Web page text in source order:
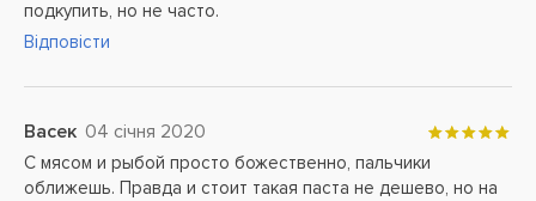
подкупить, но не часто.
Відповісти
Васек 04 січня 2020
С мясом и рыбой просто божественно, пальчики
оближешь. Правда и стоит такая паста не дешево, но на